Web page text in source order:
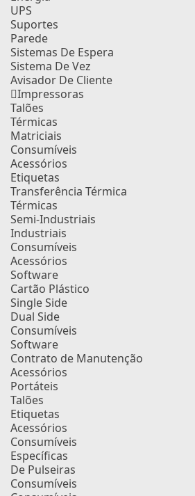
UPS
Suportes
Parede
Sistemas De Espera
Sistema De Vez
Avisador De Cliente
Impressoras
Talões
Térmicas
Matriciais
Consumíveis
Acessórios
Etiquetas
Transferência Térmica
Térmicas
Semi-Industriais
Industriais
Consumíveis
Acessórios
Software
Cartão Plástico
Single Side
Dual Side
Consumíveis
Software
Contrato de Manutenção
Acessórios
Portáteis
Talões
Etiquetas
Acessórios
Consumíveis
Específicas
De Pulseiras
Consumíveis